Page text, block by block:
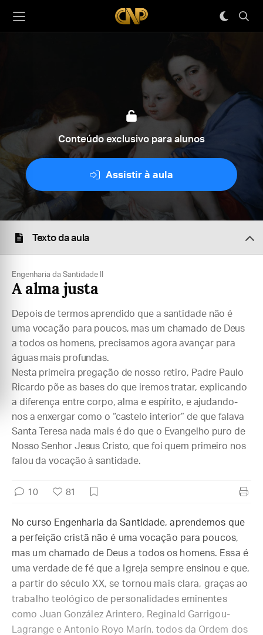
Conteúdo exclusivo para alunos
Assistir à aula
Texto da aula
Engenharia da Santidade II
A alma justa
Depois de termos aprendido que a santidade não é
uma vocação para poucos, mas um chamado de Deus
a todos os homens, precisamos agora avançar para
águas mais profundas.
Nesta primeira pregação de nosso retiro, Padre Paulo
Ricardo põe as bases do que iremos tratar, explicando
a diferença entre corpo, alma e espírito, e ajudando-
nos a enxergar como o “castelo interior” de que falava
Santa Teresa nada mais é do que o Evangelho puro de
Nosso Senhor Jesus Cristo, que foi quem primeiro nos
falou da vocação à santidade.
10 81
No curso Engenharia da Santidade, aprendemos que
a perfeição cristã não é uma vocação para poucos,
mas um chamado de Deus a todos os homens. Essa é
uma verdade de fé que a Igreja sempre ensinou e que,
a partir do século XX, se tornou mais clara, graças ao
trabalho teológico de personalidades eminentes
como Juan González Arintero, Reginald Garrigou-
Lagrange e Antonio Royo Marín, todos da Ordem dos